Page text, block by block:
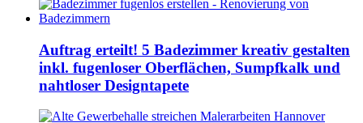
Auftrag erteilt! 5 Badezimmer kreativ gestalten
inkl. fugenloser Oberflächen, Sumpfkalk und
nahtloser Designtapete